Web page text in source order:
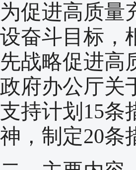
为促进高质量
设奋斗目标，
先战略促进高
政府办公厅关
支持计划15条
神，制定20条